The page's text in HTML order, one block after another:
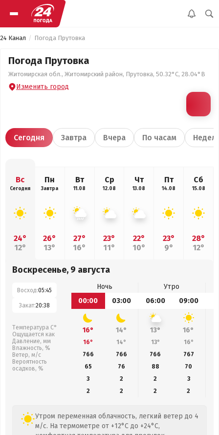
24 Канал Погода Прутовка
Погода Прутовка
Житомирская обл., Житомирский район, Прутовка, 50.32°С, 28.04°В
Изменить город
Сегодня Завтра Вчера По часам
Вс
Сегодня
24°
12°
Пн
Завтра
26°
13°
Вт
11.08
27°
16°
Ср
12.08
23°
11°
Чт
13.08
22°
10°
Пт
14.08
23°
9°
Сб
15.08
28°
12°
Воскресенье, 9 августа
Восход:05:45
Закат:20:38
Температура С°
Ощущается как
Давление, мм
Влажность, %
Ветер, м/с
Вероятность
осадков, %
Ночь
Утро
00:00
03:00 06:00 09:00
16° 14° 13° 16°
16° 14° 13° 16°
766
766 766 767
65
76 88 70
3
2 2
3
2
2 2 2
Утром переменная облачность, легкий ветер до 4
м/с. На термометре от +12°C до +24°C,